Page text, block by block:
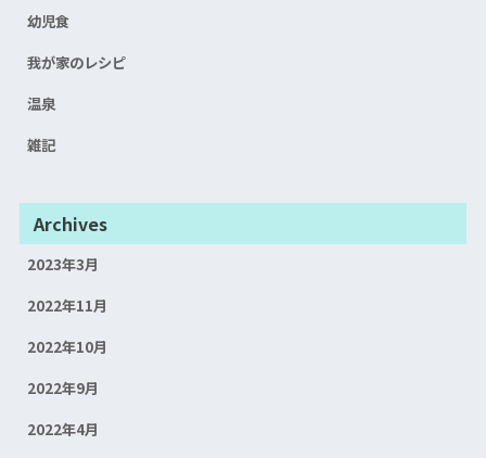
幼児食
我が家のレシピ
温泉
雑記
Archives
2023年3月
2022年11月
2022年10月
2022年9月
2022年4月